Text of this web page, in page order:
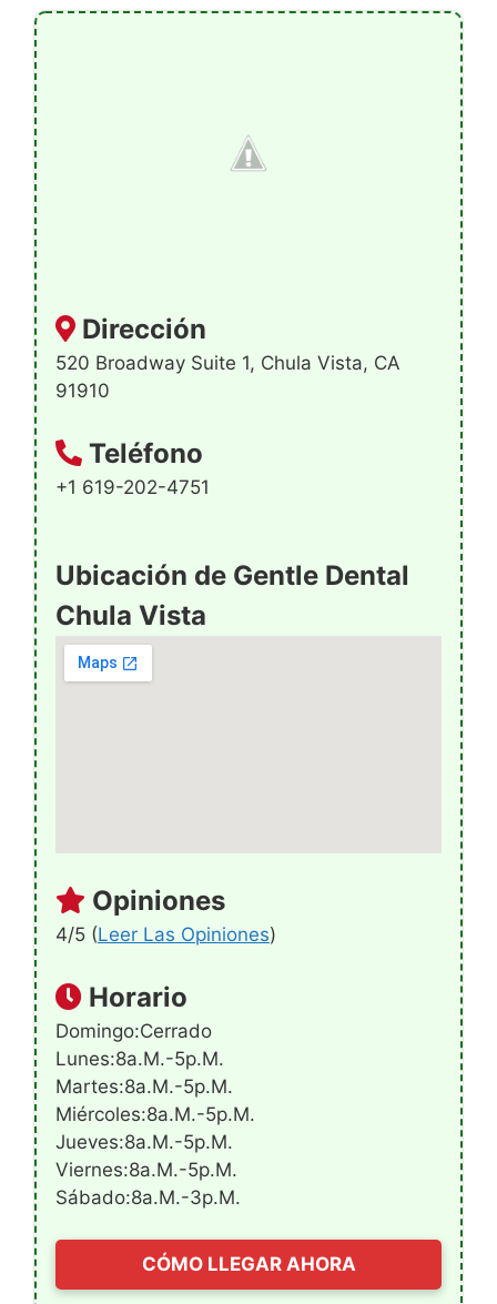
Dirección
520 Broadway Suite 1, Chula Vista, CA
91910
Teléfono
+1 619-202-4751
Ubicación de Gentle Dental
Chula Vista
Opiniones
4/5 (Leer Las Opiniones)
Horario
Domingo:Cerrado
Lunes:8a.m.-5p.m.
Martes:8a.m.-5p.m.
Miércoles:8a.m.-5p.m.
Jueves:8a.m.-5p.m.
Viernes:8a.m.-5p.m.
Sábado:8a.m.-3p.m.
CÓMO LLEGAR AHORA